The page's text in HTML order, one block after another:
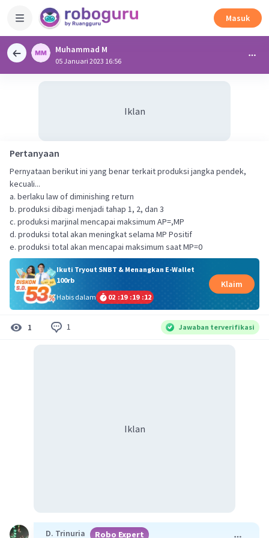
Masuk
Muhammad M
05 Januari 2023 16:56
Iklan
Pertanyaan
Pernyataan berikut ini yang benar terkait produksi jangka pendek,
kecuali...
a. berlaku law of diminishing return
b. produksi dibagi menjadi tahap 1, 2, dan 3
c. produksi marjinal mencapai maksimum AP=,MP
d. produksi total akan meningkat selama MP Positif
e. produksi total akan mencapai maksimum saat MP=0
Ikuti Tryout SNBT & Menangkan E-Wallet
100rb
Habis dalam
02 :19 :19 :11
Klaim
1 1 Jawaban terverifikasi
Iklan
D. Trinuria Robo Expert